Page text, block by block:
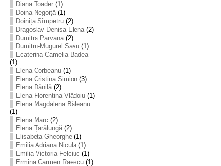
Diana Toader(1)
Doina Negoiță(1)
Doinița Sîmpetru(2)
Dragoslav Denisa-Elena(2)
Dumitra Parvana(2)
Dumitru-Mugurel Savu(1)
Ecaterina-Camelia Badea
(1)
Elena Corbeanu(1)
Elena Cristina Simion(3)
Elena Dănilă(2)
Elena Florentina Vlădoiu(1)
Elena Magdalena Băleanu
(1)
Elena Marc (2)
Elena Țarălungă(2)
Elisabeta Gheorghe(1)
Emilia Adriana Nicula(1)
Emilia Victoria Felciuc (1)
Ermina Carmen Raescu(1)